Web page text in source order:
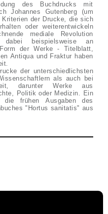
des Buchdrucks mit
Johannes Gutenberg (um
Kriterien der Drucke, die sich
oder weiterentwickeln
mediale Revolution
dabei beispielsweise an
der Werke - Titelblatt,
Antiqua und Fraktur haben
der unterschiedlichsten
als auch bei
darunter Werke aus
Politik oder Medizin. Ein
die frühen Ausgaben des
"Hortus sanitatis" aus